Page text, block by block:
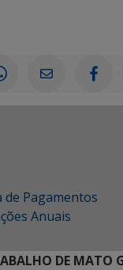
Pagamentos
Anuais
DE MATO